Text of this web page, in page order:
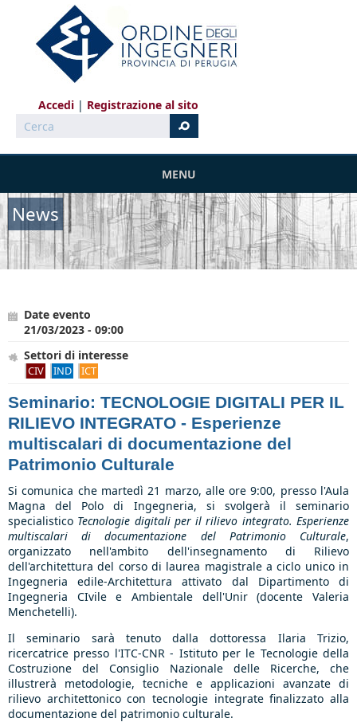
Salta al contenuto principale
Accedi
Registrazione al sito
Cerca
MENU
News
Date evento
21/03/2023 - 09:00
Settori di interesse
CIV IND ICT
Seminario: TECNOLOGIE DIGITALI PER IL
RILIEVO INTEGRATO - Esperienze
multiscalari di documentazione del
Patrimonio Culturale
Si comunica che martedì 21 marzo, alle ore 9:00, presso l'Aula
Magna del Polo di Ingegneria, si svolgerà il seminario
specialistico Tecnologie digitali per il rilievo integrato. Esperienze
multiscalari di documentazione del Patrimonio Culturale,
organizzato nell'ambito dell'insegnamento di Rilievo
dell'architettura del corso di laurea magistrale a ciclo unico in
Ingegneria edile-Architettura attivato dal Dipartimento di
Ingegneria CIvile e Ambientale dell'Unir (docente Valeria
Menchetelli).
Il seminario sarà tenuto dalla dottoressa Ilaria Trizio,
ricercatrice presso l'ITC-CNR - Istituto per le Tecnologie della
Costruzione del Consiglio Nazionale delle Ricerche, che
illustrerà metodologie, tecniche e applicazioni avanzate di
rilievo architettonico con tecnologie integrate finalizzato alla
documentazione del patrimonio culturale.